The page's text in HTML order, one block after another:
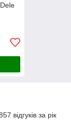
відгуків за рік